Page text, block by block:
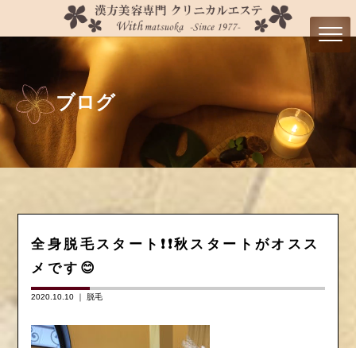
ブログ
全身脱毛スタート❗️❗️秋スタートがオスス
メです😊
2020.10.10 ｜ 脱毛